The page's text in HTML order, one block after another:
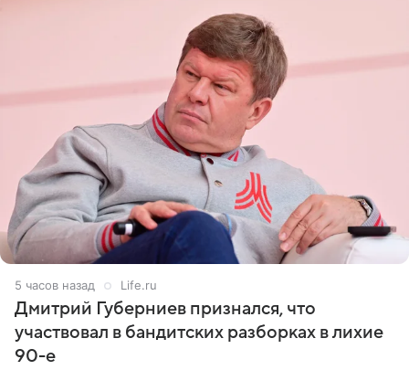
5 часов назад Life.ru
Дмитрий Губерниев признался, что
участвовал в бандитских разборках в лихие
90-е